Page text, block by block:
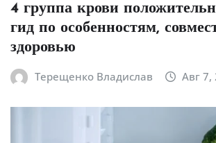
4 группа крови
гид по особенностям,
здоровью
Терещенко Владислав Авг 7,